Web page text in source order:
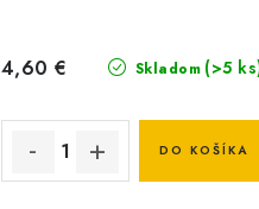
Skladom (>5
4,60 €
DO KOŠÍKA